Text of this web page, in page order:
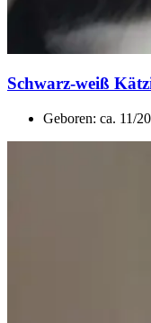
Schwarz-weiß
Geboren: ca. 11/